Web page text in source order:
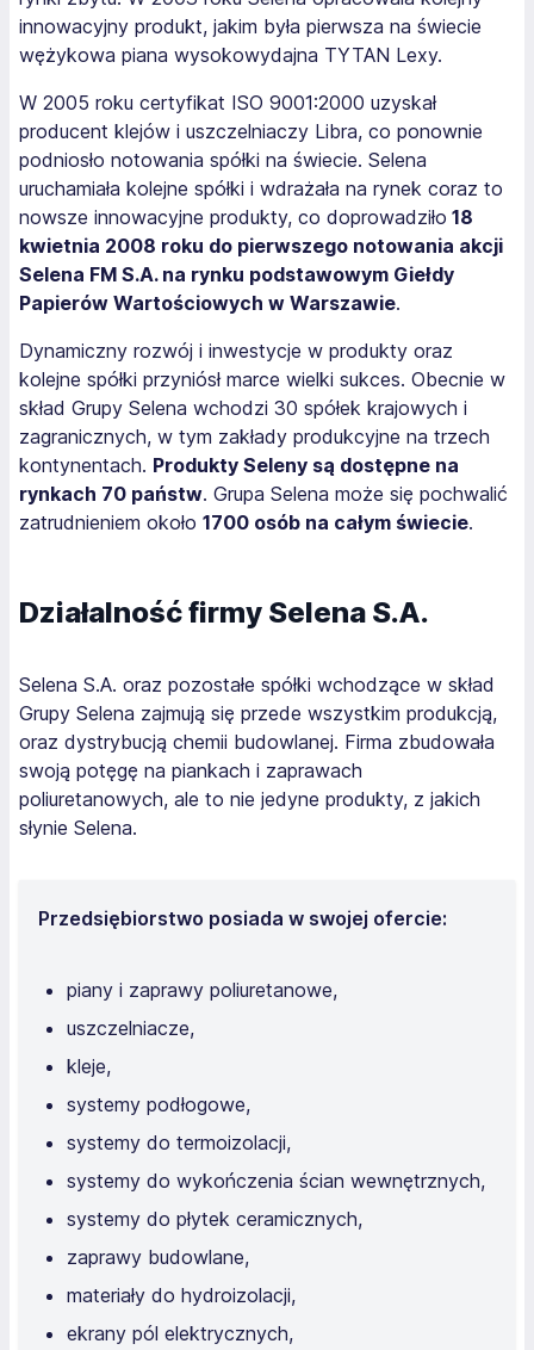
innowacyjny produkt, jakim była pierwsza na świecie
wężykowa piana wysokowydajna TYTAN Lexy.
W 2005 roku certyfikat ISO 9001:2000 uzyskał
producent klejów i uszczelniaczy Libra, co ponownie
podniosło notowania spółki na świecie. Selena
uruchamiała kolejne spółki i wdrażała na rynek coraz to
nowsze innowacyjne produkty, co doprowadziło 18
kwietnia 2008 roku do pierwszego notowania akcji
Selena FM S.A. na rynku podstawowym Giełdy
Papierów Wartościowych w Warszawie.
Dynamiczny rozwój i inwestycje w produkty oraz
kolejne spółki przyniósł marce wielki sukces. Obecnie w
skład Grupy Selena wchodzi 30 spółek krajowych i
zagranicznych, w tym zakłady produkcyjne na trzech
kontynentach. Produkty Seleny są dostępne na
rynkach 70 państw. Grupa Selena może się pochwalić
zatrudnieniem około 1700 osób na całym świecie.
Działalność firmy Selena S.A.
Selena S.A. oraz pozostałe spółki wchodzące w skład
Grupy Selena zajmują się przede wszystkim produkcją,
oraz dystrybucją chemii budowlanej. Firma zbudowała
swoją potęgę na piankach i zaprawach
poliuretanowych, ale to nie jedyne produkty, z jakich
słynie Selena.
Przedsiębiorstwo posiada w swojej ofercie:
piany i zaprawy poliuretanowe,
uszczelniacze,
kleje,
systemy podłogowe,
systemy do termoizolacji,
systemy do wykończenia ścian wewnętrznych,
systemy do płytek ceramicznych,
zaprawy budowlane,
materiały do hydroizolacji,
ekrany pól elektrycznych,